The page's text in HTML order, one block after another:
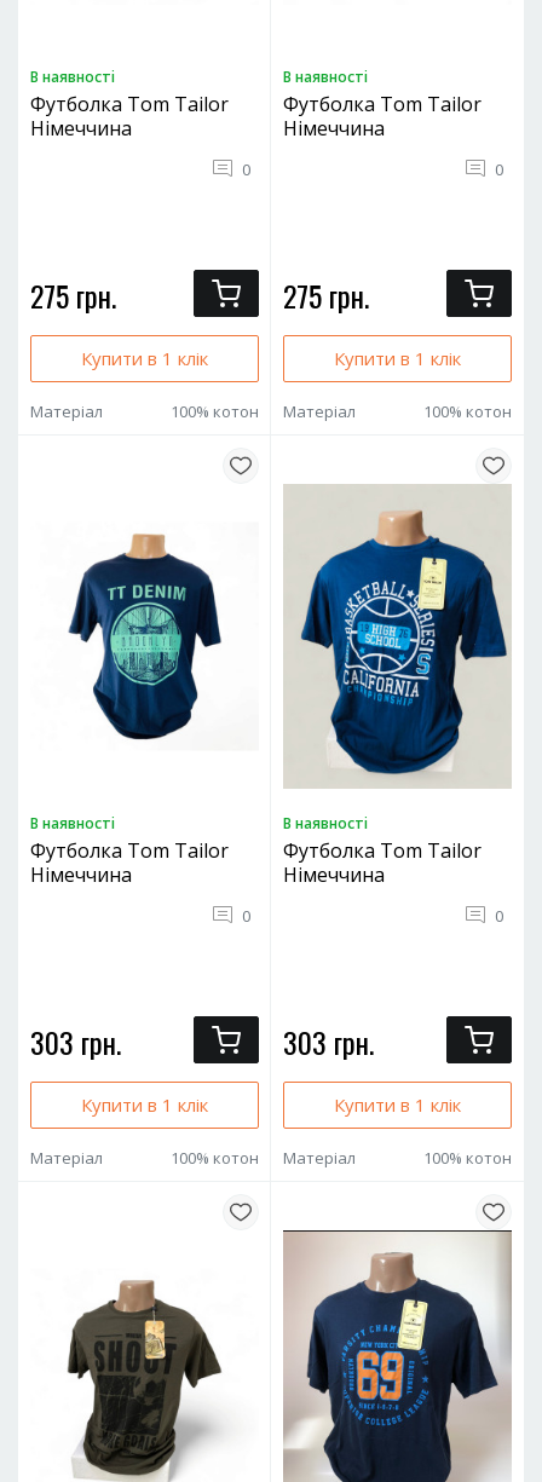
В наявностi
Футболка Tom Tailor
Німеччина
0
275 грн.
Купити в 1 клік
Матеріал 100% котон
В наявностi
Футболка Tom Tailor
Німеччина
0
275 грн.
Купити в 1 клік
Матеріал 100% котон
В наявностi
Футболка Tom Tailor
Німеччина
0
303 грн.
Купити в 1 клік
Матеріал 100% котон
В наявностi
Футболка Tom Tailor
Німеччина
0
303 грн.
Купити в 1 клік
Матеріал 100% котон